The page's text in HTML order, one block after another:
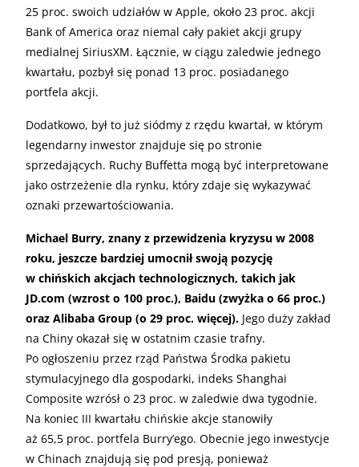
25 proc. swoich udziałów w Apple, około 23 proc. akcji
Bank of America oraz niemal cały pakiet akcji grupy
medialnej SiriusXM. Łącznie, w ciągu zaledwie jednego
kwartału, pozbył się ponad 13 proc. posiadanego
portfela akcji.
Dodatkowo, był to już siódmy z rzędu kwartał, w którym
legendarny inwestor znajduje się po stronie
sprzedających. Ruchy Buffetta mogą być interpretowane
jako ostrzeżenie dla rynku, który zdaje się wykazywać
oznaki przewartościowania.
Michael Burry, znany z przewidzenia kryzysu w 2008
roku, jeszcze bardziej umocnił swoją pozycję
w chińskich akcjach technologicznych, takich jak
JD.com (wzrost o 100 proc.), Baidu (zwyżka o 66 proc.)
oraz Alibaba Group (o 29 proc. więcej). Jego duży zakład
na Chiny okazał się w ostatnim czasie trafny.
Po ogłoszeniu przez rząd Państwa Środka pakietu
stymulacyjnego dla gospodarki, indeks Shanghai
Composite wzrósł o 23 proc. w zaledwie dwa tygodnie.
Na koniec III kwartału chińskie akcje stanowiły
aż 65,5 proc. portfela Burry’ego. Obecnie jego inwestycje
w Chinach znajdują się pod presją, ponieważ